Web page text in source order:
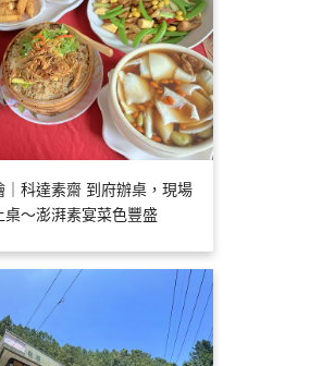
｜科達素齋 到府辦桌，現場
桌～澎湃素宴菜色豐盛